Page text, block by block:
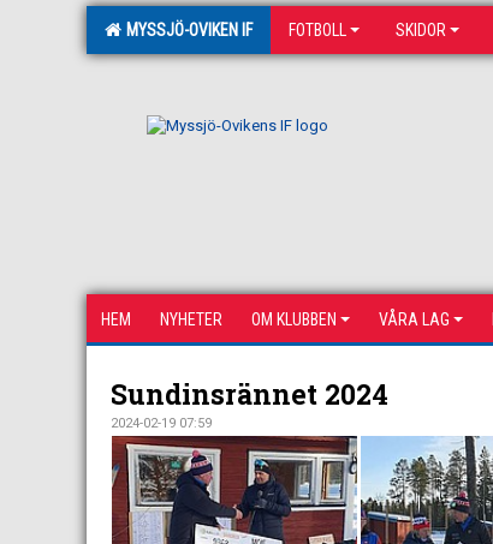
MYSSJÖ-OVIKEN IF FOTBOLL SKIDOR
HEM NYHETER OM KLUBBEN VÅRA LAG
Sundinsrännet 2024
2024-02-19 07:59